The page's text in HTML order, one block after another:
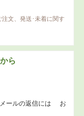
文、発送･未着に関す
ら
ールの返信には お